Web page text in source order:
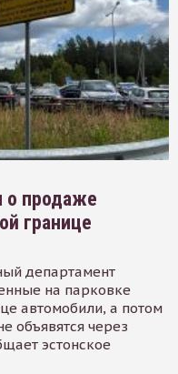
о продаже
границе
департамент
на парковке
автомобили, а потом
объявятся через
эстонское